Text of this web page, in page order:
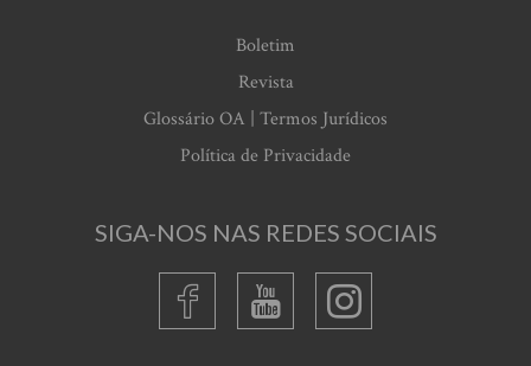
Boletim
Revista
Glossário OA | Termos Jurídicos
Política de Privacidade
SIGA-NOS NAS REDES SOCIAIS